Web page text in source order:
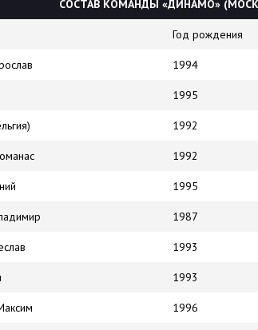
СОСТАВ КОМАНДЫ «ДИНАМО»
Год рождения
1994
1995
1992
1992
1995
1987
1993
1993
1996